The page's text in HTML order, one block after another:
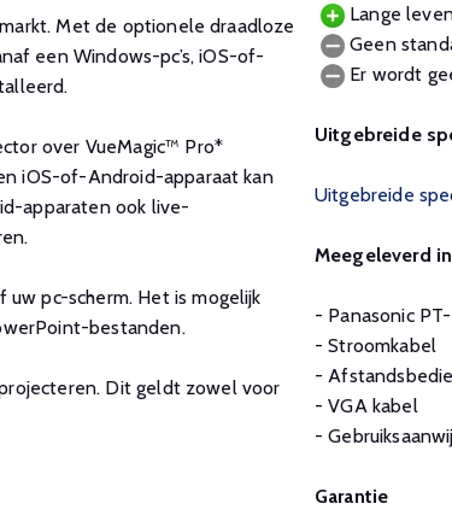
Met de optionele draadloze
een Windows-pc’s, iOS-of-
over VueMagic™ Pro*
iOS-of-Android-apparaat kan
apparaten ook live-
pc-scherm. Het is mogelijk
bestanden.
Dit geldt zowel voor
Lange
Geen
Er wordt
Uitgebreide
Uitgebreide
Meegeleverd
- Panasonic
- Stroomkabel
-
- VGA kabel
-
Garantie